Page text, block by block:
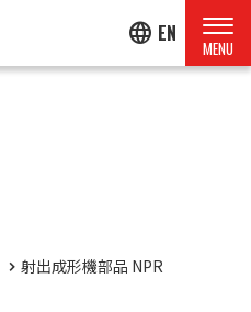
language EN
射出成形機部品 NPR